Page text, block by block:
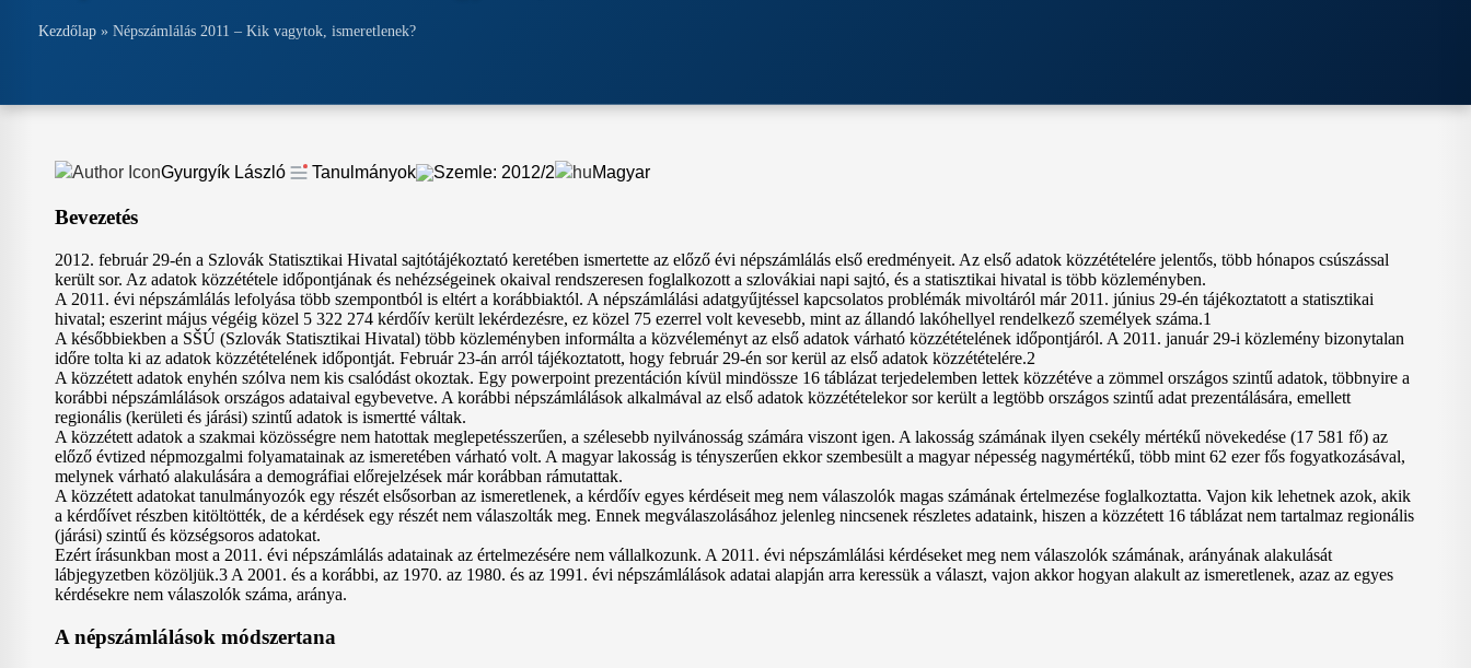
Kezdőlap » Népszámlálás 2011 – Kik vagytok, ismeretlenek?
Gyurgyík László Tanulmányok Szemle: 2012/2 Magyar
Bevezetés
2012. február 29-én a Szlovák Statisztikai Hivatal sajtótájékoztató keretében ismertette az előző évi népszámlálás első eredményeit. Az első adatok közzétételére jelentős, több hónapos csúszással
került sor. Az adatok közzététele időpontjának és nehézségeinek okaival rendszeresen foglalkozott a szlovákiai napi sajtó, és a statisztikai hivatal is több közleményben.
A 2011. évi népszámlálás lefolyása több szempontból is eltért a korábbiaktól. A népszámlálási adatgyűjtéssel kapcsolatos problémák mivoltáról már 2011. június 29-én tájékoztatott a statisztikai
hivatal; eszerint május végéig közel 5 322 274 kérdőív került lekérdezésre, ez közel 75 ezerrel volt kevesebb, mint az állandó lakóhellyel rendelkező személyek száma.1
A későbbiekben a SŠÚ (Szlovák Statisztikai Hivatal) több közleményben informálta a közvéleményt az első adatok várható közzétételének időpontjáról. A 2011. január 29-i közlemény bizonytalan
időre tolta ki az adatok közzétételének időpontját. Február 23-án arról tájékoztatott, hogy február 29-én sor kerül az első adatok közzétételére.2
A közzétett adatok enyhén szólva nem kis csalódást okoztak. Egy powerpoint prezentáción kívül mindössze 16 táblázat terjedelemben lettek közzétéve a zömmel országos szintű adatok, többnyire a
korábbi népszámlálások országos adataival egybevetve. A korábbi népszámlálások alkalmával az első adatok közzétételekor sor került a legtöbb országos szintű adat prezentálására, emellett
regionális (kerületi és járási) szintű adatok is ismertté váltak.
A közzétett adatok a szakmai közösségre nem hatottak meglepetésszerűen, a szélesebb nyilvánosság számára viszont igen. A lakosság számának ilyen csekély mértékű növekedése (17 581 fő) az
előző évtized népmozgalmi folyamatainak az ismeretében várható volt. A magyar lakosság is tényszerűen ekkor szembesült a magyar népesség nagymértékű, több mint 62 ezer fős fogyatkozásával,
melynek várható alakulására a demográfiai előrejelzések már korábban rámutattak.
A közzétett adatokat tanulmányozók egy részét elsősorban az ismeretlenek, a kérdőív egyes kérdéseit meg nem válaszolók magas számának értelmezése foglalkoztatta. Vajon kik lehetnek azok, akik
a kérdőívet részben kitöltötték, de a kérdések egy részét nem válaszolták meg. Ennek megválaszolásához jelenleg nincsenek részletes adataink, hiszen a közzétett 16 táblázat nem tartalmaz regionális
(járási) szintű és községsoros adatokat.
Ezért írásunkban most a 2011. évi népszámlálás adatainak az értelmezésére nem vállalkozunk. A 2011. évi népszámlálási kérdéseket meg nem válaszolók számának, arányának alakulását
lábjegyzetben közöljük.3 A 2001. és a korábbi, az 1970. az 1980. és az 1991. évi népszámlálások adatai alapján arra keressük a választ, vajon akkor hogyan alakult az ismeretlenek, azaz az egyes
kérdésekre nem válaszolók száma, aránya.
A népszámlálások módszertana